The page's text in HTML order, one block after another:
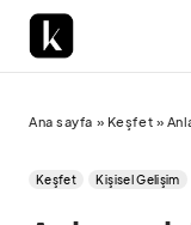
Ana sayfa » Keşfet »
Keşfet Kişisel Gelişim